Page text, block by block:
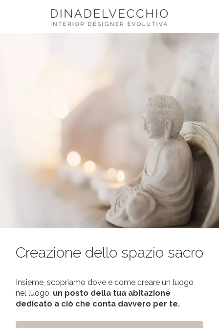
Creazione dello spazio sacro
Insieme, scopriamo dove e come creare un luogo
nel luogo: un posto della tua abitazione
dedicato a ciò che conta davvero per te.